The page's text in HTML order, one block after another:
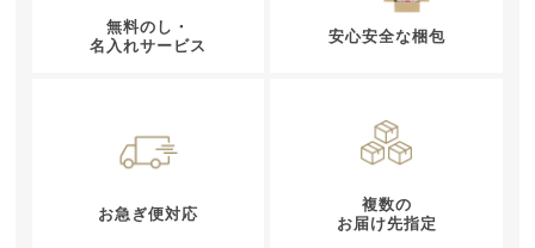
無料のし・
名入れサービス
安心安全な梱包
お急ぎ便対応
複数の
お届け先指定